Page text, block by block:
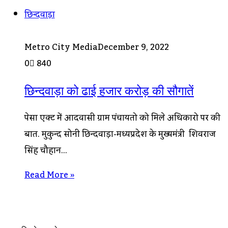
छिन्दवाड़ा
Metro City MediaDecember 9, 2022
0 840
छिन्दवाड़ा को ढाई हजार करोड़ की सौगातें
पेसा एक्ट में आदिवासी ग्राम पंचायतो को मिले अधिकारो पर की
बात. मुकुन्द सोनी छिन्दवाड़ा-मध्यप्रदेश के मुख्यमंत्री शिवराज
सिंह चौहान…
Read More »